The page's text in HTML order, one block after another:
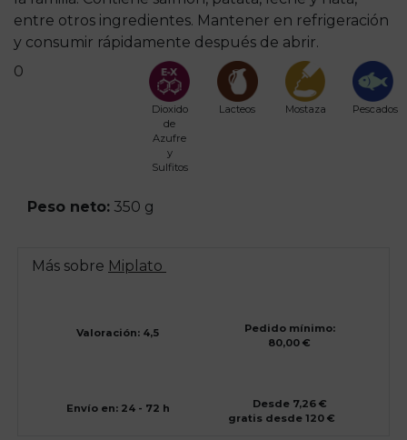
entre otros ingredientes. Mantener en refrigeración
y consumir rápidamente después de abrir.
0
Dioxido
de
Azufre
y
Sulfitos
Lacteos Mostaza Pescados
Peso neto: 350 g
Más sobre Miplato
Valoración: 4,5
Pedido mínimo:
80,00 €
Envío en: 24 - 72 h
Desde 7,26 €
gratis desde 120 €